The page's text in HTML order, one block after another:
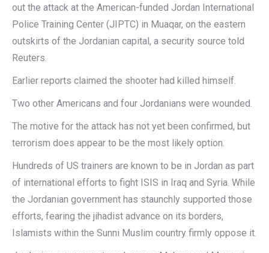
out the attack at the American-funded Jordan International
Police Training Center (JIPTC) in Muaqar, on the eastern
outskirts of the Jordanian capital, a security source told
Reuters.
Earlier reports claimed the shooter had killed himself.
Two other Americans and four Jordanians were wounded.
The motive for the attack has not yet been confirmed, but
terrorism does appear to be the most likely option.
Hundreds of US trainers are known to be in Jordan as part
of international efforts to fight ISIS in Iraq and Syria. While
the Jordanian government has staunchly supported those
efforts, fearing the jihadist advance on its borders,
Islamists within the Sunni Muslim country firmly oppose it.